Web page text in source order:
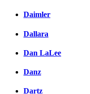
Daimler
Dallara
Dan LaLee
Danz
Dartz